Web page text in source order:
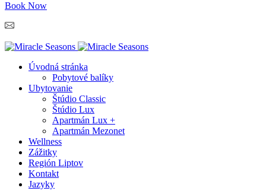
Book Now
Úvodná stránka
Pobytové balíky
Ubytovanie
Štúdio Classic
Štúdio Lux
Apartmán Lux +
Apartmán Mezonet
Wellness
Zážitky
Región Liptov
Kontakt
Jazyky